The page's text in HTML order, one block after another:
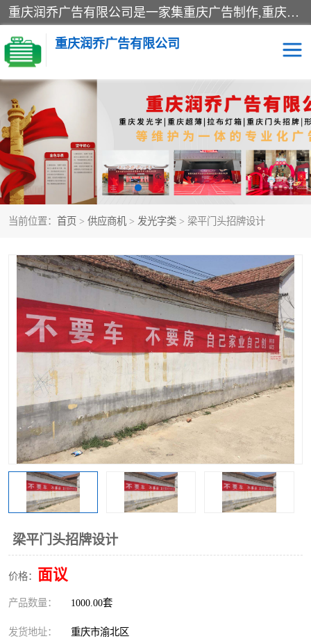
重庆润乔广告有限公司是一家集重庆广告制作,重庆标识标牌,亚克力发光字,led发光字,树脂发光字,超薄灯箱,拉布灯箱,吸塑灯箱,门头招牌,企业形象墙,写真喷绘,x展架,拉网展架,广告展架,条幅,锦旗设计,制作,施工,维护为一体的专业化广告公司.
重庆润乔广告有限公司
当前位置： 首页 > 供应商机 > 发光字类 > 梁平门头招牌设计
梁平门头招牌设计
价格： 面议
产品数量： 1000.00套
发货地址： 重庆市渝北区
招牌类 发光字类
灯箱类 形象墙类
标识标牌类 写真喷绘类
展架 条幅
工装